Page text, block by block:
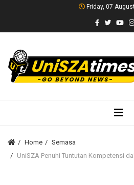
Friday, 07
Home
Semasa
UniSZA Penuhi Tuntutan Kompetensi